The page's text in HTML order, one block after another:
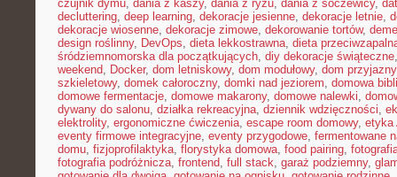
czujnik dymu, dania z kaszy, dania z ryżu, dania z soczewicy,
decluttering, deep learning, dekoracje jesienne, dekoracje letnie,
dekoracje wiosenne, dekoracje zimowe, dekorowanie tortów,
design roślinny, DevOps, dieta lekkostrawna, dieta
śródziemnomorska dla początkujących, diy dekoracje świąteczne
weekend, Docker, dom letniskowy, dom modułowy, dom
szkieletowy, domek całoroczny, domki nad jeziorem, domowa
domowe fermentacje, domowe makarony, domowe nalewki,
dywany do salonu, działka rekreacyjna, dziennik wdzięczności,
elektrolity, ergonomiczne ćwiczenia, escape room domowy, etyka
eventy firmowe integracyjne, eventy przygodowe, fermentowane
domu, fizjoprofilaktyka, florystyka domowa, food pairing,
fotografia podróżnicza, frontend, full stack, garaż podziemny,